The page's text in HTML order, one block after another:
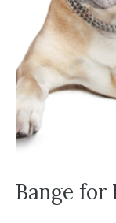
Bange for